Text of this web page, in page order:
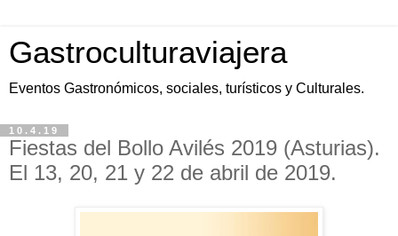
Gastroculturaviajera
Eventos Gastronómicos, sociales, turísticos y Culturales.
10.4.19
Fiestas del Bollo Avilés 2019 (Asturias).
El 13, 20, 21 y 22 de abril de 2019.